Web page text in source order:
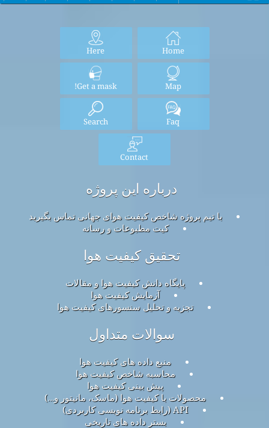
Home
Here
Map
Get a mask!
Faq
Search
Contact
درباره این پروژه
با تیم پروژه شاخص کیفیت هوای جهانی تماس بگیرید
کیت مطبوعات و رسانه
تحقیق کیفیت هوا
پایگاه دانش کیفیت هوا و مقالات
آزمایش کیفیت هوا
تجزیه و تحلیل سنسورهای کیفیت هوا
سوالات متداول
منبع داده های کیفیت هوا
محاسبه شاخص کیفیت هوا
پیش بینی کیفیت هوا
محصولات با کیفیت هوا (ماسک، مانیتور و…)
API (رابط برنامه نویسی کاربردی)
بستر داده های تاریخی